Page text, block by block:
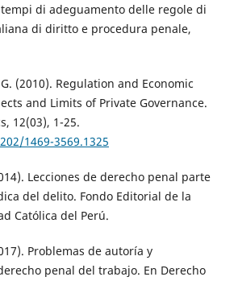
di adeguamento delle regole di
di diritto e procedura penale,
(2010). Regulation and Economic
and Limits of Private Governance.
12(03), 1-25.
1469-3569.1325
Lecciones de derecho penal parte
del delito. Fondo Editorial de la
Católica del Perú.
Problemas de autoría y
penal del trabajo. En Derecho